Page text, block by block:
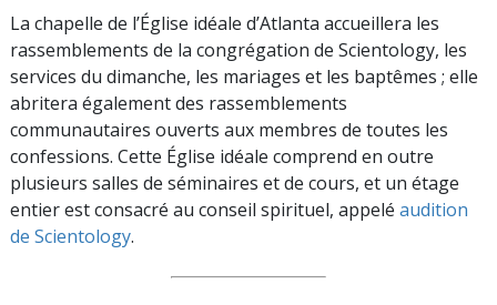
La chapelle de l’Église idéale d’Atlanta accueillera les
rassemblements de la congrégation de Scientology, les
services du dimanche, les mariages et les baptêmes ; elle
abritera également des rassemblements
communautaires ouverts aux membres de toutes les
confessions. Cette Église idéale comprend en outre
plusieurs salles de séminaires et de cours, et un étage
entier est consacré au conseil spirituel, appelé audition
de Scientology.